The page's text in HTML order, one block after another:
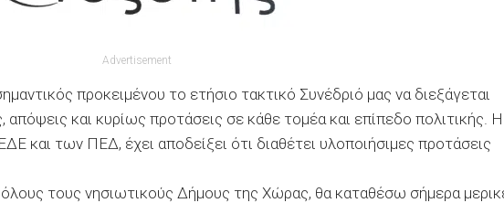
Advertisement
προκειμένου το ετήσιο τακτικό Συνέδριό μας να διεξάγεται
απόψεις και κυρίως προτάσεις σε κάθε τομέα και επίπεδο πολιτικής. Η
και των ΠΕΔ, έχει αποδείξει ότι διαθέτει υλοποιήσιμες προτάσεις
τους νησιωτικούς Δήμους της Χώρας, θα καταθέσω σήμερα